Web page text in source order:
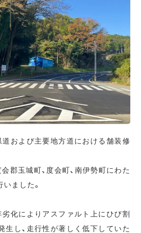
道および主要地方道における舗装修
郡玉城町、度会町、南伊勢町にわた
ました。
劣化によりアスファルト上にひび割
生し、走行性が著しく低下していた